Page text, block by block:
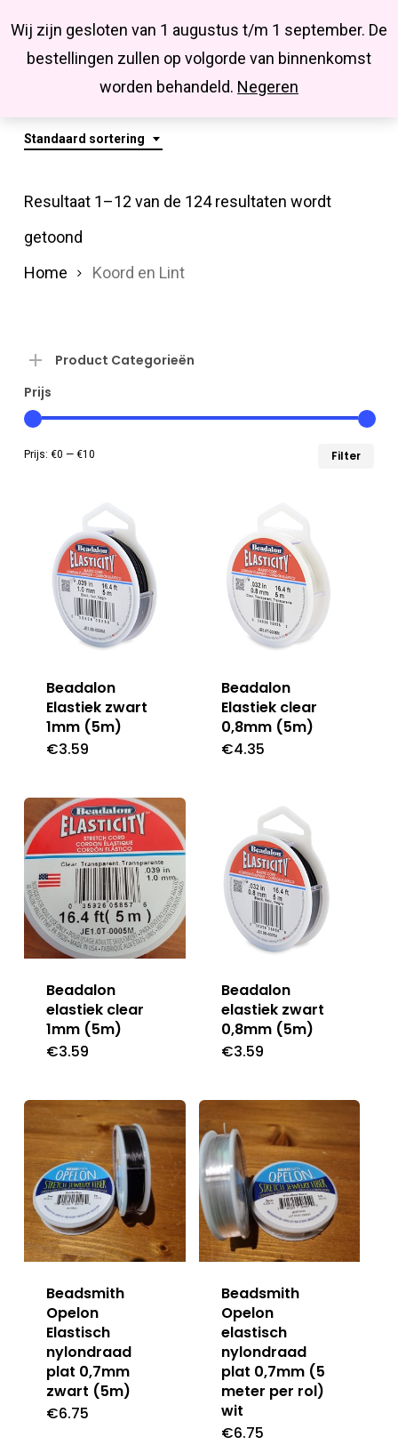
Wij zijn gesloten van 1 augustus t/m 1 september. De
bestellingen zullen op volgorde van binnenkomst
worden behandeld. Negeren
main
Missbluesieraden
searchaccount
Koord En Lint
Standaard sortering
Resultaat 1–12 van de 124 resultaten wordt
getoond
Home
Koord en Lint
Product Categorieën
Prijs
Filter
Prijs: €0 — €10
Beadalon
Elastiek zwart
1mm (5m)
€3.59
Beadalon
Elastiek clear
0,8mm (5m)
€4.35
Beadalon
elastiek clear
1mm (5m)
€3.59
Beadalon
elastiek zwart
0,8mm (5m)
€3.59
Beadsmith
Opelon
Elastisch
nylondraad
plat 0,7mm
zwart (5m)
€6.75
Beadsmith
Opelon
elastisch
nylondraad
plat 0,7mm (5
meter per rol)
wit
€6.75
Close